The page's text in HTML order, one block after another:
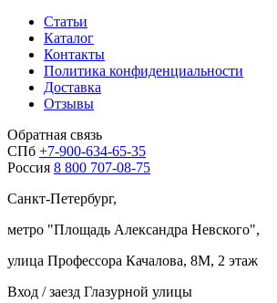
Статьи
Каталог
Контакты
Политика конфиденциальности
Доставка
Отзывы
Обратная связь
СПб +7-900-634-65-35
Россия 8 800 707-08-75
Санкт-Петербург,
метро "Площадь Александра Невского",
улица Профессора Качалова, 8М, 2 этаж
Вход / заезд Глазурной улицы